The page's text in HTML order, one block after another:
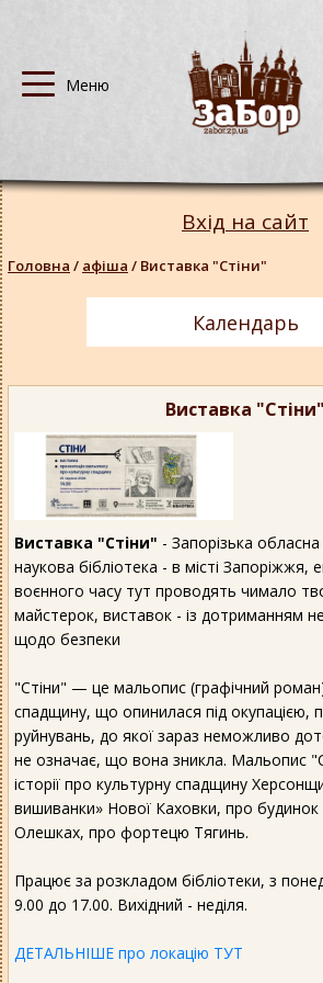
Виставка "Стіни"
Виставка "Стіни" - Запорізька обласна
наукова бібліотека - в місті Запоріжжя,
воєнного часу тут проводять чимало
майстерок, виставок - із дотриманням
щодо безпеки
"Стіни" — це мальопис (графічний
спадщину, що опинилася під окупацією,
руйнувань, до якої зараз неможливо
не означає, що вона зникла. Мальопис
історії про культурну спадщину
вишиванки» Нової Каховки, про будинок
Олешках, про фортецю Тягинь.
Працює за розкладом бібліотеки, з
9.00 до 17.00. Вихідний - неділя.
ДЕТАЛЬНІШЕ про локацію ТУТ
Вхід на сайт
Головна / афіша / Виставка "Стіни"
Календарь